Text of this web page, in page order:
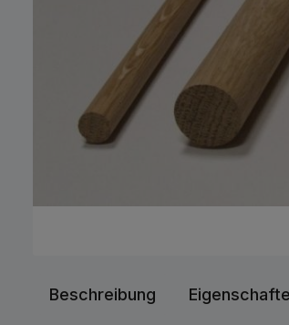
Beschreibung